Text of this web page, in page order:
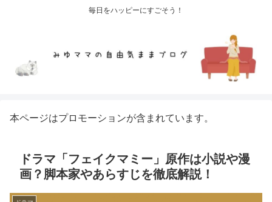
毎日をハッピーにすごそう！
本ページはプロモーションが含まれています。
ドラマ「フェイクマミー」原作は小説や漫
画？脚本家やあらすじを徹底解説！